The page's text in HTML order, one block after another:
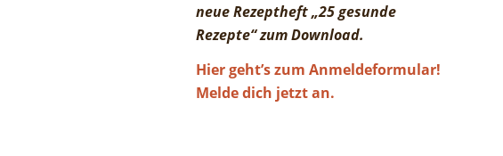
neue Rezeptheft „25 gesunde
Rezepte“ zum Download.
Hier geht’s zum Anmeldeformular!
Melde dich jetzt an.